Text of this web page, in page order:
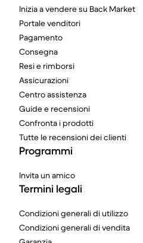
Inizia a vendere su Back Market
Portale venditori
Pagamento
Consegna
Resi e rimborsi
Assicurazioni
Centro assistenza
Guide e recensioni
Confronta i prodotti
Tutte le recensioni dei clienti
Programmi
Invita un amico
Termini legali
Condizioni generali di utilizzo
Condizioni generali di vendita